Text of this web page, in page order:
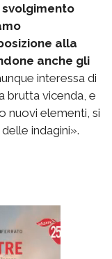
alla
anche gli
interessa di
brutta vicenda, e
nuovi elementi, si
indagini».